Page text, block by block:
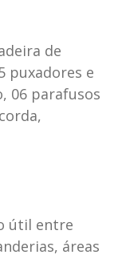
de
puxadores e
06 parafusos
útil entre
áreas